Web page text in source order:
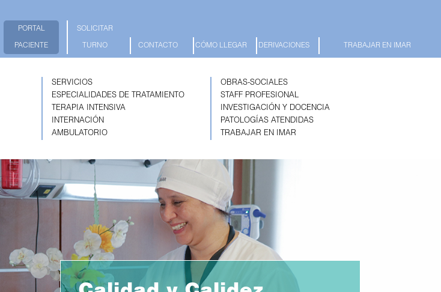
PORTAL
PACIENTE
SOLICITAR
TURNO CONTACTO CÓMO LLEGAR DERIVACIONES TRABAJAR EN IMAR
SERVICIOS
OBRAS-SOCIALES
ESPECIALIDADES DE TRATAMIENTO
STAFF PROFESIONAL
TERAPIA INTENSIVA
INVESTIGACIÓN Y DOCENCIA
INTERNACIÓN
PATOLOGÍAS ATENDIDAS
AMBULATORIO TRABAJAR EN IMAR